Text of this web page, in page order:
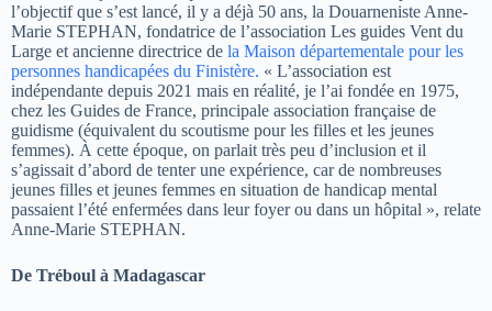
l’objectif que s’est lancé, il y a déjà 50 ans, la Douarneniste Anne-
Marie STEPHAN, fondatrice de l’association Les guides Vent du
Large et ancienne directrice de la Maison départementale pour les
personnes handicapées du Finistère. « L’association est
indépendante depuis 2021 mais en réalité, je l’ai fondée en 1975,
chez les Guides de France, principale association française de
guidisme (équivalent du scoutisme pour les filles et les jeunes
femmes). À cette époque, on parlait très peu d’inclusion et il
s’agissait d’abord de tenter une expérience, car de nombreuses
jeunes filles et jeunes femmes en situation de handicap mental
passaient l’été enfermées dans leur foyer ou dans un hôpital », relate
Anne-Marie STEPHAN.
De Tréboul à Madagascar